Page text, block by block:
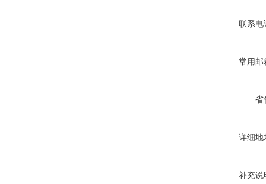
联系电
常用邮
省
详细地
补充说